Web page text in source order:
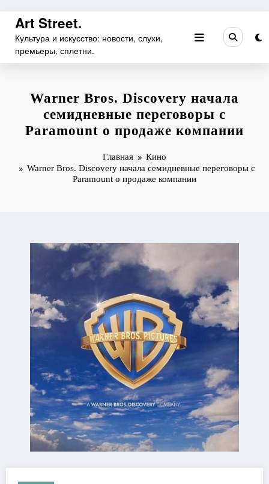
Перейти
содержимому
Art Street.
Культура и искусство: новости, слухи,
премьеры, сплетни.
Warner Bros. Discovery начала
семидневные переговоры с
Paramount о продаже компании
Главная
Кино
Warner Bros. Discovery начала семидневные переговоры с
Paramount о продаже компании